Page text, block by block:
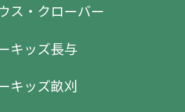
ス・クローバー
キッズ長与
キッズ畝刈